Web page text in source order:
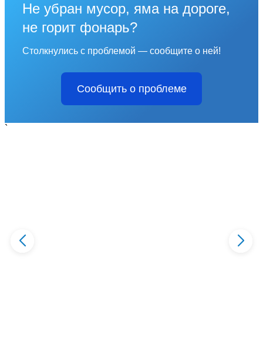
Не убран мусор, яма на дороге,
не горит фонарь?
Столкнулись с проблемой — сообщите о ней!
Сообщить о проблеме
`